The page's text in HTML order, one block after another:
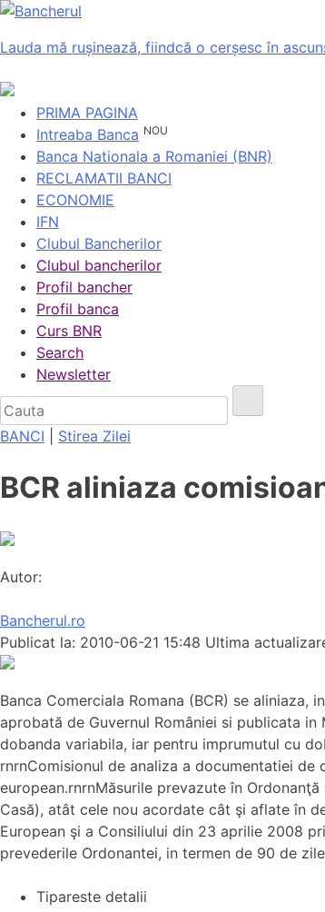
Lauda mă rușinează, fiindcă o cerșesc în
PRIMA PAGINA
Intreaba Banca NOU
Banca Nationala a Romaniei (BNR)
RECLAMATII BANCI
ECONOMIE
IFN
Clubul Bancherilor
Clubul bancherilor
Profil bancher
Profil banca
Curs BNR
Search
Newsletter
BANCI Stirea Zilei
BCR aliniaza
Autor:
Bancherul.ro
Publicat la: 2010-06-21 15:48 Ultima
Banca Comerciala Romana (BCR) se
aprobată de Guvernul României si publicata
dobanda variabila, iar pentru imprumutul cu
rnrnComisionul de analiza a documentatiei
european.rnrnMăsurile prevazute în
Casă), atât cele nou acordate cât şi aflate în
European şi a Consiliului din 23 aprilie 2008
prevederile Ordonantei, in termen de 90 de
Tipareste detalii